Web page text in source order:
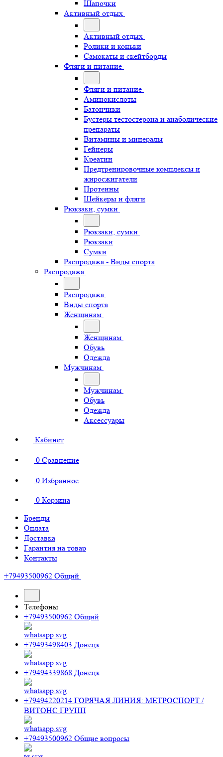
Шапочки
Активный отдых
Активный отдых
Ролики и коньки
Самокаты и скейтборды
Фляги и питание
Фляги и питание
Аминокислоты
Батончики
Бустеры тестостерона и анаболические
препараты
Витамины и минералы
Гейнеры
Креатин
Предтренировочные комплексы и
жиросжигатели
Протеины
Шейкеры и фляги
Рюкзаки, сумки
Рюкзаки, сумки
Рюкзаки
Сумки
Распродажа - Виды спорта
Распродажа
Распродажа
Виды спорта
Женщинам
Женщинам
Обувь
Одежда
Мужчинам
Мужчинам
Обувь
Одежда
Аксессуары
Кабинет
0 Сравнение
0 Избранное
0 Корзина
Бренды
Оплата
Доставка
Гарантия на товар
Контакты
+79493500962 Общий
Телефоны
+79493500962 Общий
+79493498403 Донецк
+79494339868 Донецк
+79494220214 ГОРЯЧАЯ ЛИНИЯ: МЕТРОСПОРТ /
ВИТОНС ГРУПП
+79493500962 Общие вопросы